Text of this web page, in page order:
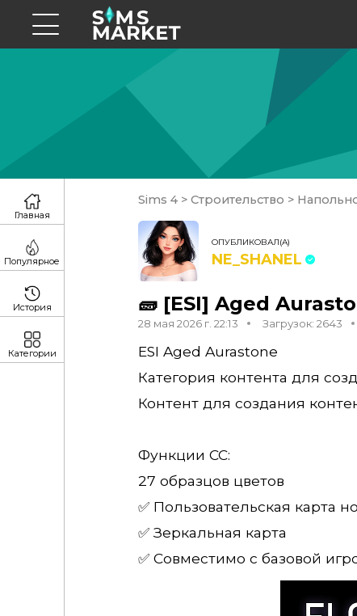
Sims 4 > Строительство >
ОПУБЛИКОВАЛ(А)
NE_SHANEL
🧱 [ESI] Aged
28 мая 2026 г. 22:13 Загрузок: 2643
ESI Aged Aurastone
Категория контента для
Контент для создания
Функции CC:
27 образцов цветов
✅ Пользовательская карта
✅ Зеркальная карта
✅ Совместимо с базовой
Главная
Популярное
История
Категории